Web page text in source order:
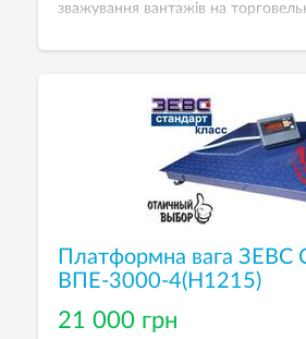
зважування вантажів на
розташованої на 4-х
2000 кг, дискретність — 500 г.
1200х1500 мм.
Платформна вага
ВПЕ-3000-4(Н1215)
21 000 грн